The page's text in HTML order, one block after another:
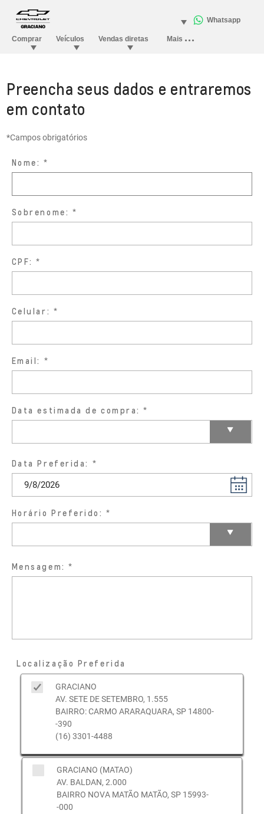
Preencha seus dados e entraremos
em contato
*Campos obrigatórios
Nome:
Sobrenome:
CPF:
Celular:
Email:
Data estimada de compra:
Data Preferida:
Horário Preferido:
Mensagem:
Localização Preferida
GRACIANO
AV. SETE DE SETEMBRO, 1.555
BAIRRO: CARMO ARARAQUARA, SP 14800-
-390
(16) 3301-4488
GRACIANO (MATAO)
AV. BALDAN, 2.000
BAIRRO NOVA MATÃO MATÃO, SP 15993-
-000